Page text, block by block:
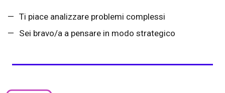
Ti piace analizzare problemi complessi
Sei bravo/a a pensare in modo strategico